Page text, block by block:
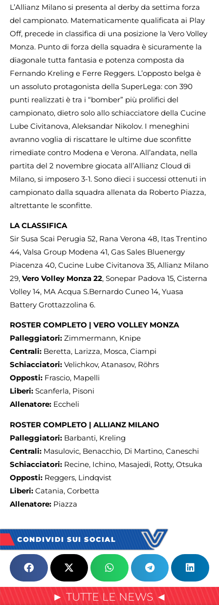
L’Allianz Milano si presenta al derby da settima forza
del campionato. Matematicamente qualificata ai Play
Off, precede in classifica di una posizione la Vero Volley
Monza. Punto di forza della squadra è sicuramente la
diagonale tutta fantasia e potenza composta da
Fernando Kreling e Ferre Reggers. L’opposto belga è
un assoluto protagonista della SuperLega: con 390
punti realizzati è tra i “bomber” più prolifici del
campionato, dietro solo allo schiacciatore della Cucine
Lube Civitanova, Aleksandar Nikolov. I meneghini
avranno voglia di riscattare le ultime due sconfitte
rimediate contro Modena e Verona. All’andata, nella
partita del 2 novembre giocata all’Allianz Cloud di
Milano, si imposero 3-1. Sono dieci i successi ottenuti in
campionato dalla squadra allenata da Roberto Piazza,
altrettante le sconfitte.
LA CLASSIFICA
Sir Susa Scai Perugia 52, Rana Verona 48, Itas Trentino
44, Valsa Group Modena 41, Gas Sales Bluenergy
Piacenza 40, Cucine Lube Civitanova 35, Allianz Milano
29, Vero Volley Monza 22, Sonepar Padova 15, Cisterna
Volley 14, MA Acqua S.Bernardo Cuneo 14, Yuasa
Battery Grottazzolina 6.
ROSTER COMPLETO | VERO VOLLEY MONZA
Palleggiatori: Zimmermann, Knipe
Centrali: Beretta, Larizza, Mosca, Ciampi
Schiacciatori: Velichkov, Atanasov, Röhrs
Opposti: Frascio, Mapelli
Liberi: Scanferla, Pisoni
Allenatore: Eccheli
ROSTER COMPLETO | ALLIANZ MILANO
Palleggiatori: Barbanti, Kreling
Centrali: Masulovic, Benacchio, Di Martino, Caneschi
Schiacciatori: Recine, Ichino, Masajedi, Rotty, Otsuka
Opposti: Reggers, Lindqvist
Liberi: Catania, Corbetta
Allenatore: Piazza
CONDIVIDI SUI SOCIAL
► TUTTE LE NEWS ◄